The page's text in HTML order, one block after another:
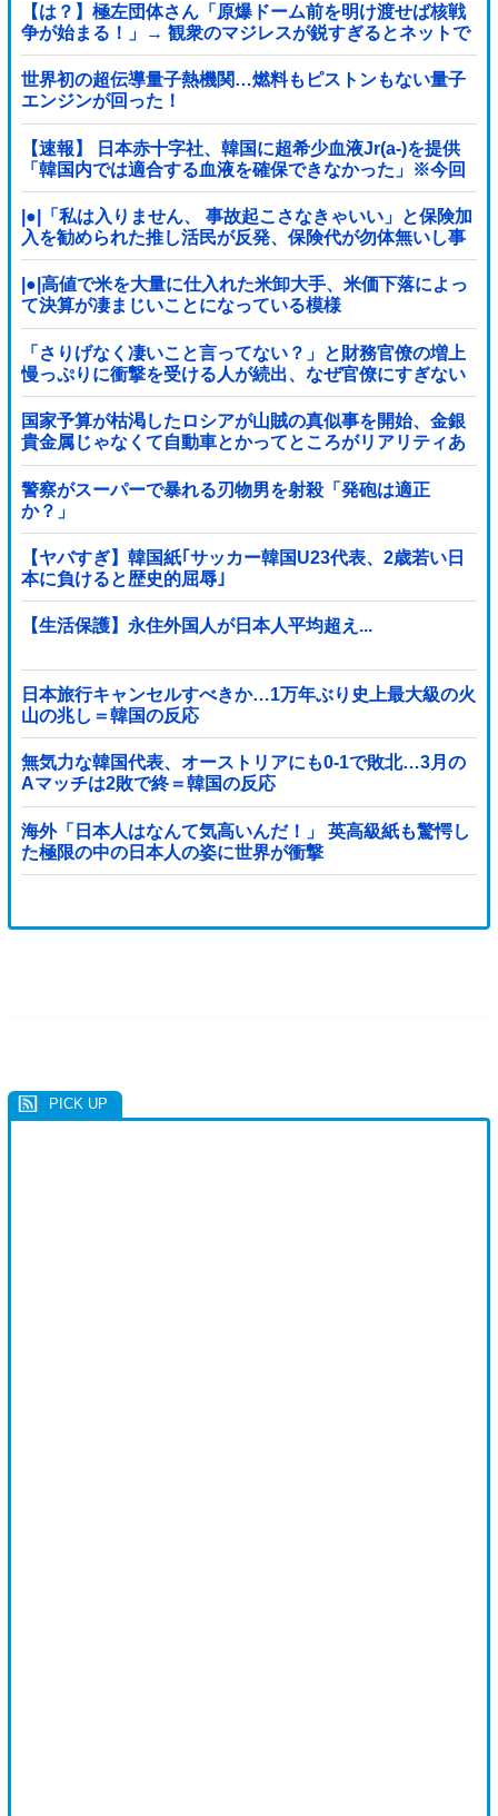
【は？】極左団体さん「原爆ドーム前を明け渡せば核戦
争が始まる！」→ 観衆のマジレスが鋭すぎるとネットで
話題に → ｗｗｗｗｗｗｗｗｗｗｗｗ
世界初の超伝導量子熱機関…燃料もピストンもない量子
エンジンが回った！
【速報】 日本赤十字社、韓国に超希少血液Jr(a-)を提供
「韓国内では適合する血液を確保できなかった」※今回
で4回目
|●|「私は入りません、 事故起こさなきゃいい」と保険加
入を勧められた推し活民が反発、保険代が勿体無いし事
故起こしたとして……
|●|高値で米を大量に仕入れた米卸大手、米価下落によっ
て決算が凄まじいことになっている模様
「さりげなく凄いこと言ってない？」と財務官僚の増上
慢っぷりに衝撃を受ける人が続出、なぜ官僚にすぎない
財務省が……
国家予算が枯渇したロシアが山賊の真似事を開始、金銀
貴金属じゃなくて自動車とかってところがリアリティあ
りすぎる……
警察がスーパーで暴れる刃物男を射殺「発砲は適正
か？」
【ヤバすぎ】韓国紙｢サッカー韓国U23代表、2歳若い日
本に負けると歴史的屈辱｣
【生活保護】永住外国人が日本人平均超え...
日本旅行キャンセルすべきか…1万年ぶり史上最大級の火
山の兆し＝韓国の反応
無気力な韓国代表、オーストリアにも0-1で敗北…3月の
Aマッチは2敗で終＝韓国の反応
海外「日本人はなんて気高いんだ！」 英高級紙も驚愕し
た極限の中の日本人の姿に世界が衝撃